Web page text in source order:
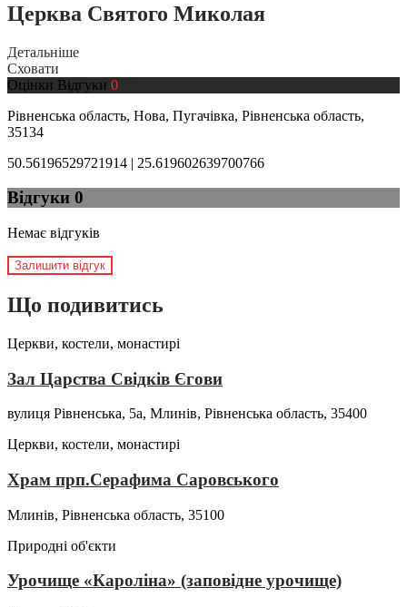
Церква Святого Миколая
Детальніше
Сховати
Оцінки Відгуки 0
Рівненська область, Нова, Пугачівка, Рівненська область,
35134
50.56196529721914 | 25.619602639700766
Відгуки 0
Немає відгуків
Залишити відгук
Що подивитись
Церкви, костели, монастирі
Зал Царства Свідків Єгови
вулиця Рівненська, 5а, Млинів, Рівненська область, 35400
Церкви, костели, монастирі
Храм прп.Серафима Саровського
Млинів, Рівненська область, 35100
Природні об'єкти
Урочище «Кароліна» (заповідне урочище)